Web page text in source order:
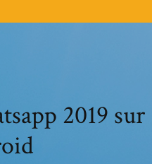
2019 sur